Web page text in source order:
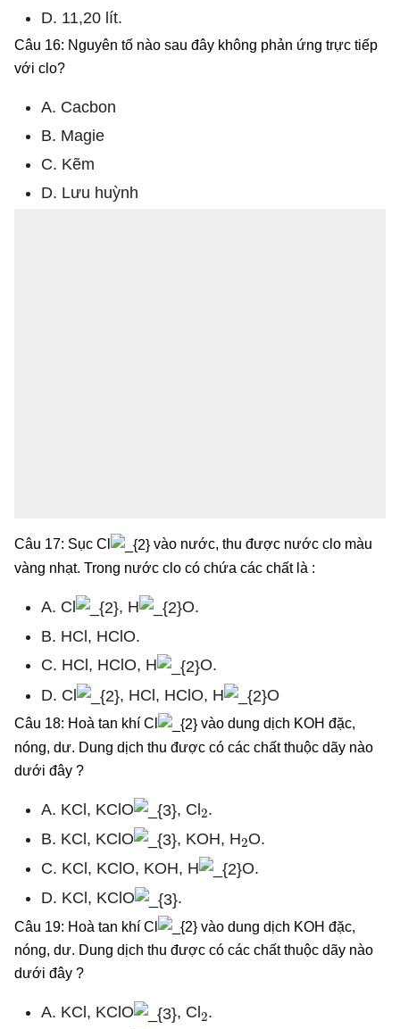
D. 11,20 lít.
Câu 16: Nguyên tố nào sau đây không phản ứng trực tiếp
với clo?
A. Cacbon
B. Magie
C. Kẽm
D. Lưu huỳnh
Câu 17: Sục Cl
vào nước, thu được nước clo màu
vàng nhạt. Trong nước clo có chứa các chất là :
A. Cl , H
O.
B. HCl, HClO.
C. HCl, HClO, H
O.
D. Cl
, HCl, HClO, H O
Câu 18: Hoà tan khí Cl
vào dung dịch KOH đặc,
nóng, dư. Dung dịch thu được có các chất thuộc dãy nào
dưới đây ?
A. KCl, KClO , Cl .
B. KCl, KClO
, KOH, H 2
O.
C. KCl, KClO, KOH, H
O.
D. KCl, KClO
.
Câu 19: Hoà tan khí Cl
vào dung dịch KOH đặc,
nóng, dư. Dung dịch thu được có các chất thuộc dãy nào
dưới đây ?
A. KCl, KClO , Cl
.